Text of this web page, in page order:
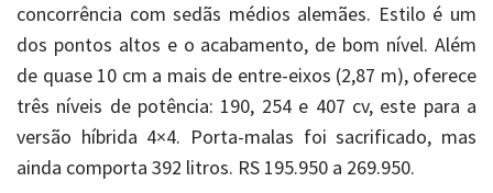
concorrência com sedãs médios alemães. Estilo é um
dos pontos altos e o acabamento, de bom nível. Além
de quase 10 cm a mais de entre-eixos (2,87 m), oferece
três níveis de potência: 190, 254 e 407 cv, este para a
versão híbrida 4×4. Porta-malas foi sacrificado, mas
ainda comporta 392 litros. RS 195.950 a 269.950.